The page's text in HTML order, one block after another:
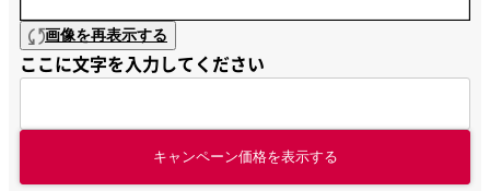
画像を再表示する
ここに文字を入力してください
キャンペーン価格を表示する